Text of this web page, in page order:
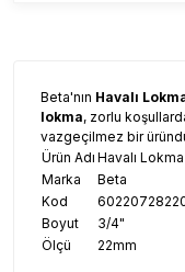
Beta'nın Havalı
lokma, zorlu
vazgeçilmez bir
Ürün Adı Havalı
Marka
Beta
Kod
Boyut
3/4"
Ölçü
22mm